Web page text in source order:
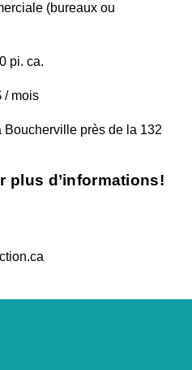
(bureaux ou
pi. ca.
/ mois
Boucherville près de la 132
plus d’informations!